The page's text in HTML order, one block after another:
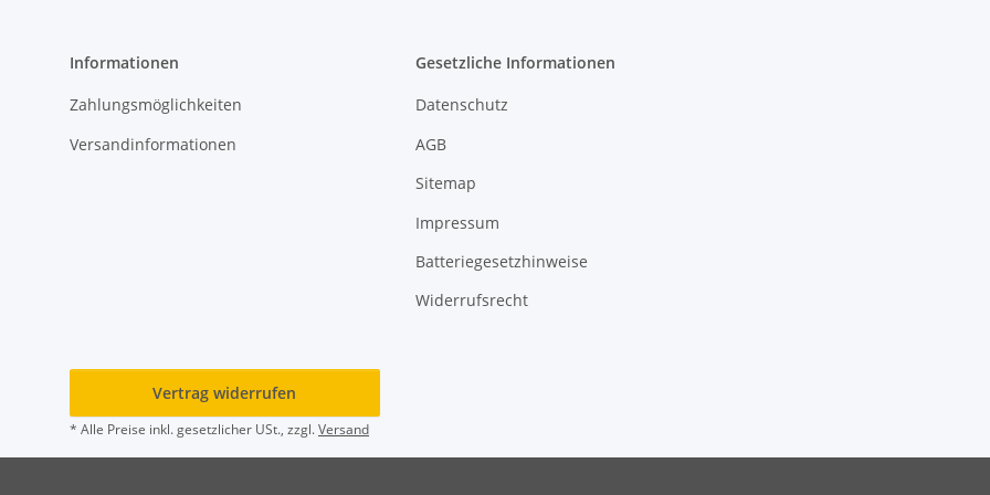
Informationen
Zahlungsmöglichkeiten
Versandinformationen
Gesetzliche Informationen
Datenschutz
AGB
Sitemap
Impressum
Batteriegesetzhinweise
Widerrufsrecht
Vertrag widerrufen
* Alle Preise inkl. gesetzlicher USt., zzgl.Versand